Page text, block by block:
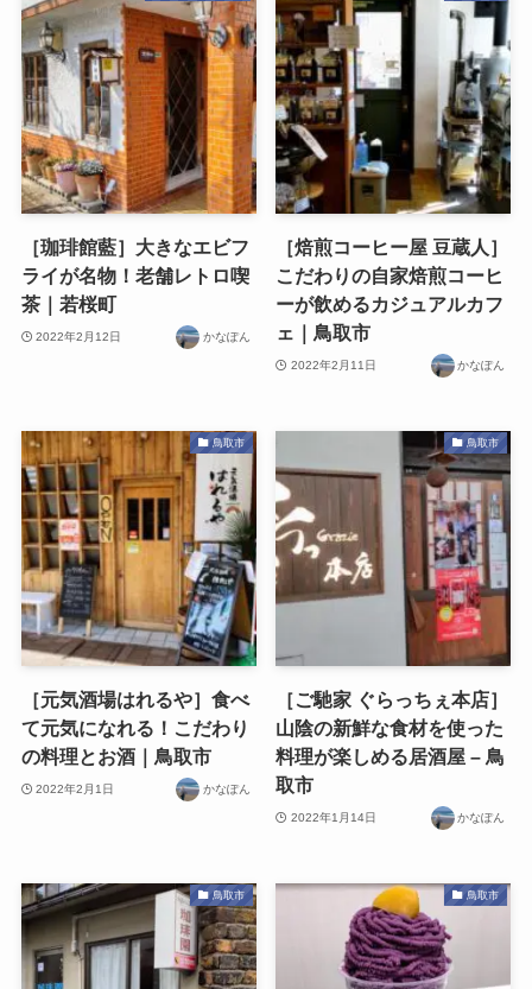
［珈琲館藍］大きなエビフ
ライが名物！老舗レトロ喫
茶｜若桜町
2022年2月12日 かなぽん
［焙煎コーヒー屋 豆蔵人］
こだわりの自家焙煎コーヒ
ーが飲めるカジュアルカフ
ェ｜鳥取市
2022年2月11日 かなぽん
鳥取市
［元気酒場はれるや］食べ
て元気になれる！こだわり
の料理とお酒｜鳥取市
2022年2月1日 かなぽん
鳥取市
［ご馳家 ぐらっちぇ本店］
山陰の新鮮な食材を使った
料理が楽しめる居酒屋 – 鳥
取市
2022年1月14日 かなぽん
鳥取市 鳥取市